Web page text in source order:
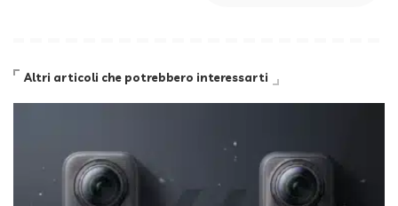
Altri articoli che potrebbero interessarti